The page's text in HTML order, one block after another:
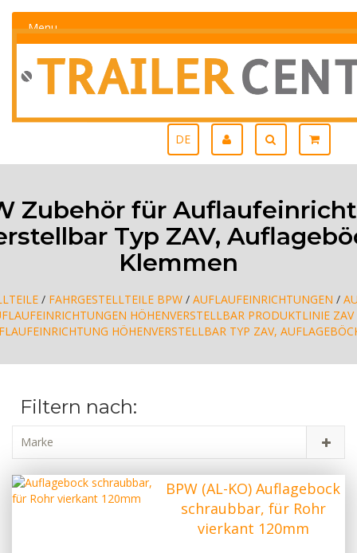
Menu
DE
Zubehör für
Typ ZAV,
Klemmen
/ FAHRGESTELLTEILE BPW / AUFLAUFEINRICHTUNGEN /
HÖHENVERSTELLBAR PRODUKTLINIE
HÖHENVERSTELLBAR TYP ZAV,
Filtern nach:
Marke
BPW (AL-KO) Auflagebock
schraubbar, für Rohr
vierkant 120mm